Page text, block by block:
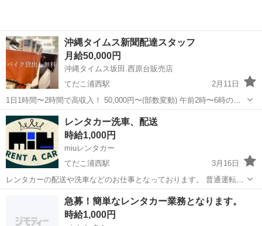
沖縄タイムス新聞配達スタッフ
月給50,000円
沖縄タイムス坂田.西原台販売店
てだこ浦西駅
2月11日
1日1時間〜2時間で高収入！ 50,000円〜(部数変動) 午前2時〜6時の間
に区域の読者に新聞を配達する業務になります。 やる気のある方募
集！ バイクに乗れる方、バイク貸出し🆗 詳しくは面談にてご説明し
ま...
沖縄 中頭郡 てだこ浦西駅 新聞配達
レンタカー洗車、配送
時給1,000円
miuレンタカー
てだこ浦西駅
3月16日
レンタカーの配送や洗車などのお仕事となっております。 普通運転免
許必須。 小型二輪免許優遇となっております。
てだこ浦西駅 ドライバー 洗車
急募！簡単なレンタカー業務となります。
時給1,000円